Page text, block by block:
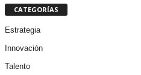
CATEGORÍAS
Estrategia
Innovación
Talento